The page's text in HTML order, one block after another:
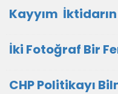
Kayyım İktidarın
İki Fotoğraf Bir
CHP Politikayı